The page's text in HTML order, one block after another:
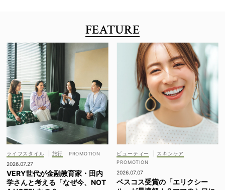
FEATURE
ライフスタイル
旅行
2026.07.27
VERY世代が金融教育家・田内
学さんと考える「なぜ今、NOT
ビューティー スキンケア
2026.07.07
ベスコス受賞の「エリクシー